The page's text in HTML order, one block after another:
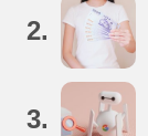
2.
3.